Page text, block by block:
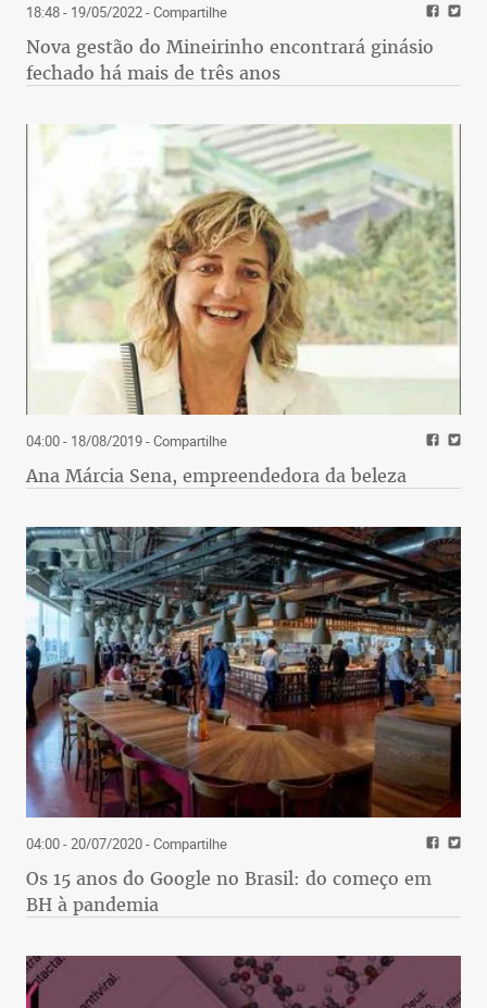
18:48 - 19/05/2022- Compartilhe
Nova gestão do Mineirinho encontrará ginásio
fechado há mais de três anos
04:00 - 18/08/2019- Compartilhe
Ana Márcia Sena, empreendedora da beleza
04:00 - 20/07/2020- Compartilhe
Os 15 anos do Google no Brasil: do começo em
BH à pandemia